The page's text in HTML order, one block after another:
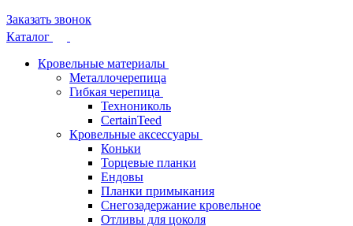
Заказать звонок
Каталог
Кровельные материалы
Металлочерепица
Гибкая черепица
Технониколь
CertainTeed
Кровельные аксессуары
Коньки
Торцевые планки
Ендовы
Планки примыкания
Снегозадержание кровельное
Отливы для цоколя